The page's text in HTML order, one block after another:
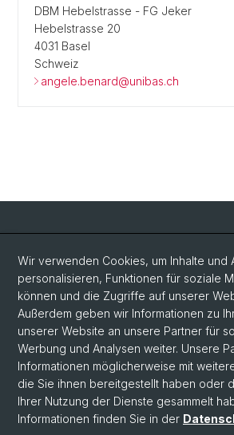
DBM Hebelstrasse - FG Jeker
Hebelstrasse 20
4031 Basel
Schweiz
angele.benard@unibas.ch
Social Media
LinkedIn
Bluesky
Vimeo
Wir verwenden Cookies, um Inhalte und
personalisieren, Funktionen für soziale
können und die Zugriffe auf unserer
Außerdem geben wir Informationen zu
unserer Website an unsere Partner für
Werbung und Analysen weiter. Unsere
Informationen möglicherweise mit
die Sie ihnen bereitgestellt haben oder
Ihrer Nutzung der Dienste gesammelt
Informationen finden Sie in der